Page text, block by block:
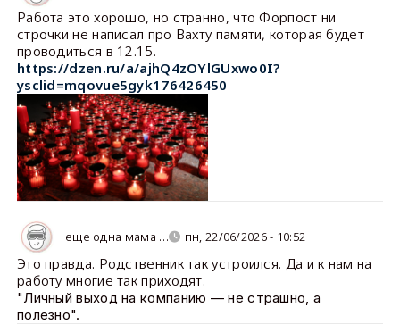
Работа это хорошо, но странно, что Форпост ни
строчки не написал про Вахту памяти, которая будет
проводиться в 12.15.
https://dzen.ru/a/ajhQ4zOYlGUxwo0I?
ysclid=mqovue5gyk176426450
еще одна мама … пн, 22/06/2026 - 10:52
Это правда. Родственник так устроился. Да и к нам на
работу многие так приходят.
"Личный выход на компанию — не страшно, а
полезно".